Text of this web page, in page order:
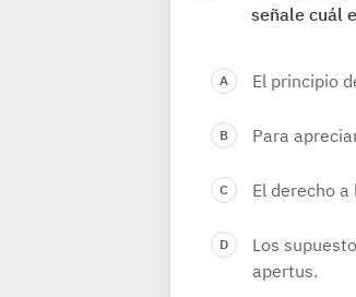
señale cuál
El principio
Para
El derecho
Los
apertus.